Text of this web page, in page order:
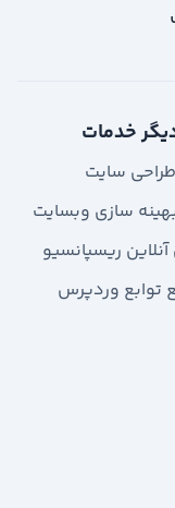
خدمات
طراحی سایت
سازی وبسایت
ریسپانسیو
توابع وردپرس